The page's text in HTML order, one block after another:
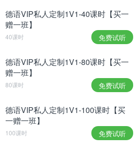
nach Ansicht von Christa
nur aus Geschäften. Sie muss
möglichst viel Platz haben
Laufen auch andere
alle, also für die Öffentlichkeit,
kleinere Veranstaltung, was auch
德语VIP私人定制1V1-40课时【买一
赠一班】
40课时 免费试听
德语VIP私人定制1V1-80课时【买一
赠一班】
80课时 免费试听
德语VIP私人定制1V1-100课时【买
一赠一班】
100课时 免费试听